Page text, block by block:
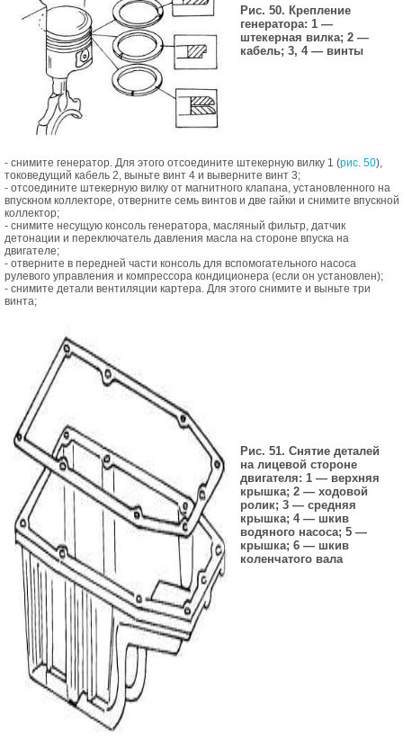
Рис. 50. Крепление
генератора: 1 —
штекерная вилка; 2 —
кабель; 3, 4 — винты
- снимите генератор. Для этого отсоедините штекерную вилку 1 (рис. 50),
токоведущий кабель 2, выньте винт 4 и выверните винт 3;
- отсоедините штекерную вилку от магнитного клапана, установленного на
впускном коллекторе, отверните семь винтов и две гайки и снимите впускной
коллектор;
- снимите несущую консоль генератора, масляный фильтр, датчик
детонации и переключатель давления масла на стороне впуска на
двигателе;
- отверните в передней части консоль для вспомогательного насоса
рулевого управления и компрессора кондиционера (если он установлен);
- снимите детали вентиляции картера. Для этого снимите и выньте три
винта;
Рис. 51. Снятие деталей
на лицевой стороне
двигателя: 1 — верхняя
крышка; 2 — ходовой
ролик; 3 — средняя
крышка; 4 — шкив
водяного насоса; 5 —
крышка; 6 — шкив
коленчатого вала